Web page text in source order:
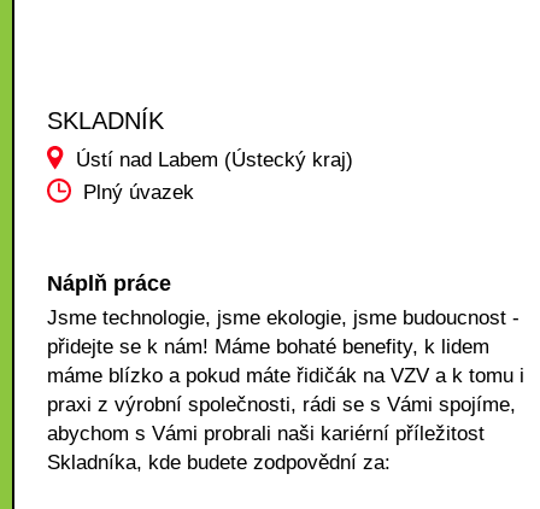
SKLADNÍK
Ústí nad Labem (Ústecký kraj)
Plný úvazek
Náplň práce
Jsme technologie, jsme ekologie, jsme budoucnost -
přidejte se k nám! Máme bohaté benefity, k lidem
máme blízko a pokud máte řidičák na VZV a k tomu i
praxi z výrobní společnosti, rádi se s Vámi spojíme,
abychom s Vámi probrali naši kariérní příležitost
Skladníka, kde budete zodpovědní za: